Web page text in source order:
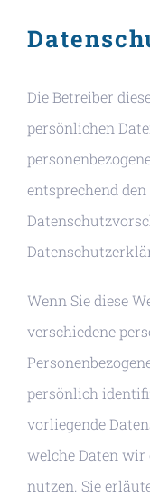
Die Betreiber
persönlichen
entsprechend
Wenn Sie diese
verschiedene
persönlich
vorliegende
welche Daten
nutzen. Sie